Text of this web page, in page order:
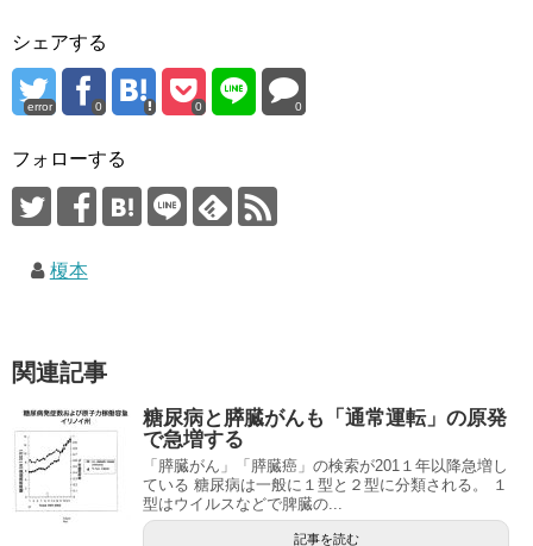
シェアする
error 0 0 0
フォローする
榎本
関連記事
糖尿病と膵臓がんも「通常運転」の原発
で急増する
「膵臓がん」「膵臓癌」の検索が201１年以降急増し
ている 糖尿病は一般に１型と２型に分類される。 １
型はウイルスなどで脾臓の...
記事を読む